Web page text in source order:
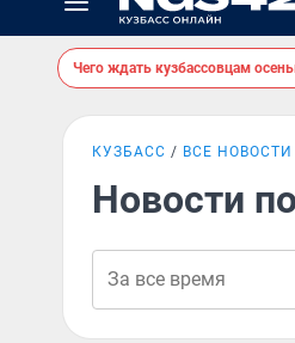
Чего ждать кузбассовцам
КУЗБАСС ВСЕ НОВОСТИ
Новости